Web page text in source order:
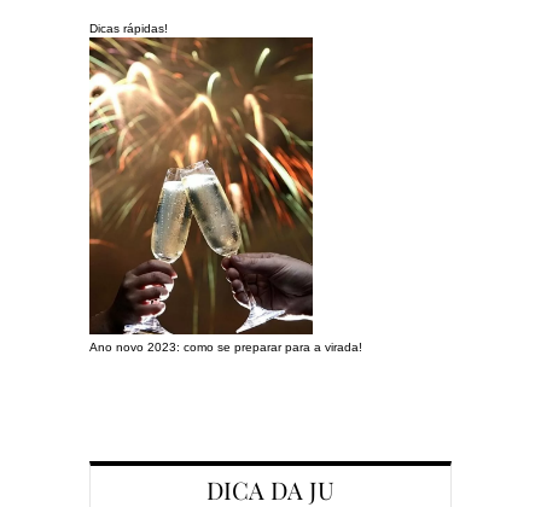
Dicas rápidas!
Ano novo 2023: como se preparar para a virada!
DICA DA JU